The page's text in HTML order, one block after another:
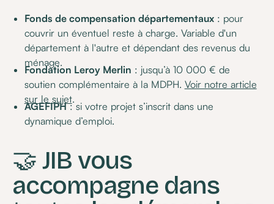
Fonds de compensation départementaux: pour
couvrir un éventuel reste à charge. Variable d'un
département à l'autre et dépendant des revenus du
ménage.
Fondation Leroy Merlin : jusqu’à 10 000 € de
soutien complémentaire à la MDPH. Voir notre article
sur le sujet.
AGEFIPH: si votre projet s’inscrit dans une
dynamique d’emploi.
🤝 JIB vous
accompagne dans